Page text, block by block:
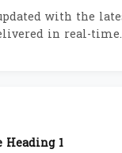
with the
in real-time.
1